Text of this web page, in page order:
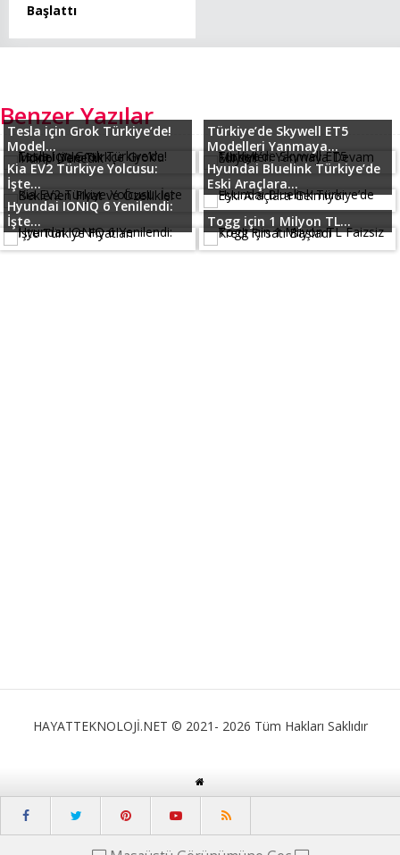
Başlattı
Benzer Yazılar
Tesla için Grok Türkiye’de!
Model...
Türkiye’de Skywell ET5
Modelleri Yanmaya...
Kia EV2 Türkiye Yolcusu:
İşte...
Hyundai Bluelink Türkiye’de
Eski Araçlara...
Hyundai IONIQ 6 Yenilendi:
İşte...
Togg için 1 Milyon TL...
HAYATTEKNOLOJİ.NET © 2021- 2026 Tüm Hakları Saklıdır